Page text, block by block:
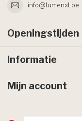
info@lumenxl.be
Openingstijden
Informatie
Mijn account